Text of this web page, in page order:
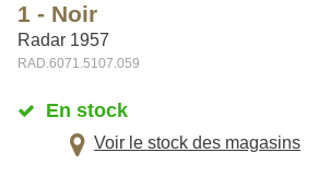
1 - Noir
Radar 1957
RAD.6071.5107.059
En stock
Voir le stock des magasins